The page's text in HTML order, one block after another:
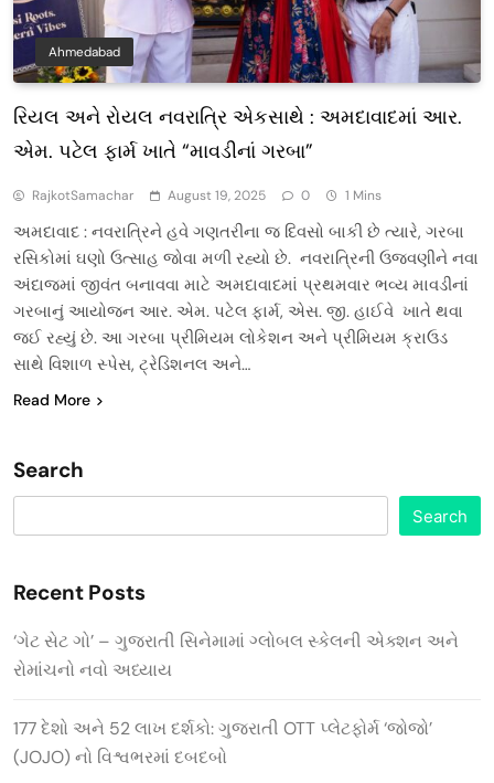
Ahmedabad
રિયલ અને રોયલ નવરાત્રિ એકસાથે : અમદાવાદમાં આર.
એમ. પટેલ ફાર્મ ખાતે “માવડીનાં ગરબા”
RajkotSamachar August 19, 2025 0 1 Mins
અમદાવાદ : નવરાત્રિને હવે ગણતરીના જ દિવસો બાકી છે ત્યારે, ગરબા
રસિકોમાં ઘણો ઉત્સાહ જોવા મળી રહ્યો છે. નવરાત્રિની ઉજવણીને નવા
અંદાજમાં જીવંત બનાવવા માટે અમદાવાદમાં પ્રથમવાર ભવ્ય માવડીનાં
ગરબાનું આયોજન આર. એમ. પટેલ ફાર્મ, એસ. જી. હાઈવે ખાતે થવા
જઈ રહ્યું છે. આ ગરબા પ્રીમિયમ લોકેશન અને પ્રીમિયમ ક્રાઉડ
સાથે વિશાળ સ્પેસ, ટ્રેડિશનલ અને…
Read More
Search
Search
Recent Posts
‘ગેટ સેટ ગો’ – ગુજરાતી સિનેમામાં ગ્લોબલ સ્કેલની એક્શન અને
રોમાંચનો નવો અધ્યાય
177 દેશો અને 52 લાખ દર્શકો: ગુજરાતી OTT પ્લેટફોર્મ ‘જોજો’
(JOJO) નો વિશ્વભરમાં દબદબો